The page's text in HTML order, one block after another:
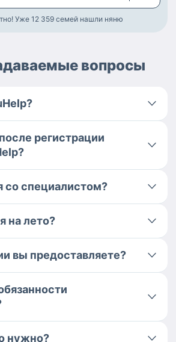
Уже 12 359 семей нашли няню
вопросы
регистрации
со специалистом?
на лето?
вы предоставляете?
нужно?